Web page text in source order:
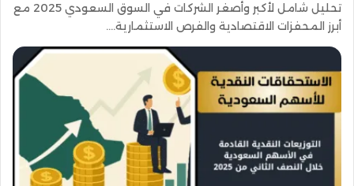
تحليل شامل لأكبر وأصغر الشركات في السوق السعودي 2025 مع
أبرز المحفزات الاقتصادية والفرص الاستثمارية.…